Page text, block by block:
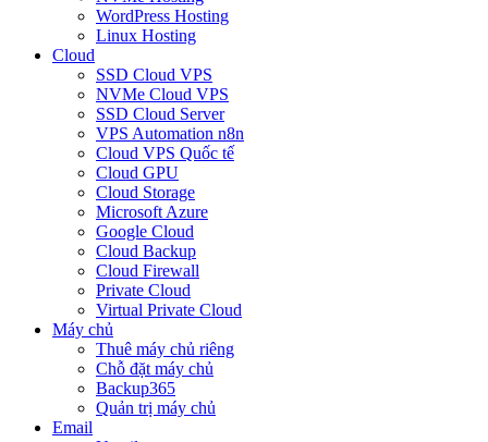
WordPress Hosting
Linux Hosting
Cloud
SSD Cloud VPS
NVMe Cloud VPS
SSD Cloud Server
VPS Automation n8n
Cloud VPS Quốc tế
Cloud GPU
Cloud Storage
Microsoft Azure
Google Cloud
Cloud Backup
Cloud Firewall
Private Cloud
Virtual Private Cloud
Máy chủ
Thuê máy chủ riêng
Chỗ đặt máy chủ
Backup365
Quản trị máy chủ
Email